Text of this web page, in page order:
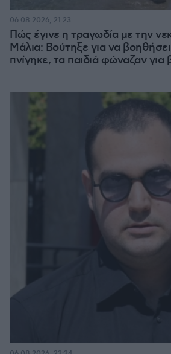
Πώς έγινε η τραγωδία με την
Μάλια: Βούτηξε για να
πνίγηκε, τα παιδιά φώναζαν για
06.08.2026, 21:23